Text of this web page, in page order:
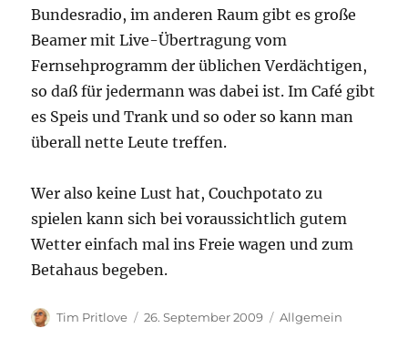
Bundesradio, im anderen Raum gibt es große
Beamer mit Live-Übertragung vom
Fernsehprogramm der üblichen Verdächtigen,
so daß für jedermann was dabei ist. Im Café gibt
es Speis und Trank und so oder so kann man
überall nette Leute treffen.
Wer also keine Lust hat, Couchpotato zu
spielen kann sich bei voraussichtlich gutem
Wetter einfach mal ins Freie wagen und zum
Betahaus begeben.
Autor
Tim Pritlove
Veröffentlicht
26. September 2009 Kategorien
Allgemein